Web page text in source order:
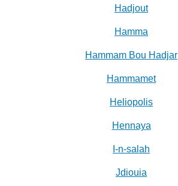
Hadjout
Hamma
Hammam Bou Hadjar
Hammamet
Heliopolis
Hennaya
I-n-salah
Jdiouia